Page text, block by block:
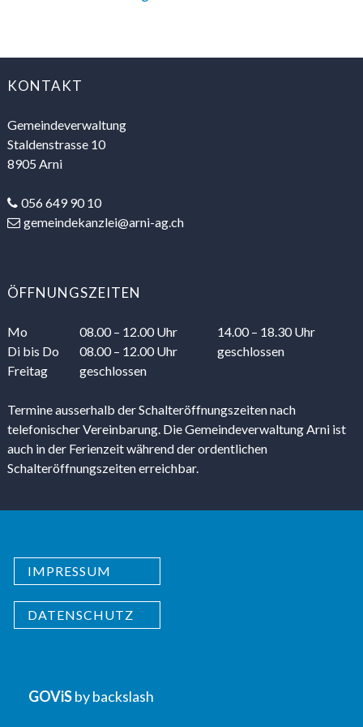
KONTAKT
Gemeindeverwaltung
Staldenstrasse 10
8905 Arni
056 649 90 10
gemeindekanzlei@arni-ag.ch
ÖFFNUNGSZEITEN
Mo 08.00 – 12.00 Uhr
14.00 – 18.30 Uhr
Dibis Do 08.00 – 12.00 Uhr
geschlossen
Freitag
geschlossen
Termine ausserhalb der Schalteröffnungszeiten nach
telefonischer Vereinbarung. Die Gemeindeverwaltung Arni ist
auch in der Ferienzeit während der ordentlichen
Schalteröffnungszeiten erreichbar.
IMPRESSUM
DATENSCHUTZ
GOViSbybackslash